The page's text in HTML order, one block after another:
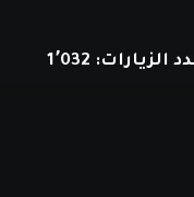
الزيارات: 1٬032